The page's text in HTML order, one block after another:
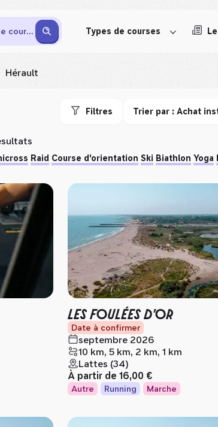
Rechercher une course Types de courses
Hérault
Filtres Trier par : Achat
Raid Course d'orientation Ski Biathlon Yoga
LES FOULÉES D'OR
Date à confirmer
septembre 2026
10 km, 5 km, 2 km, 1 km
Lattes (34)
À partir de 16,00 €
Autre Running Marche